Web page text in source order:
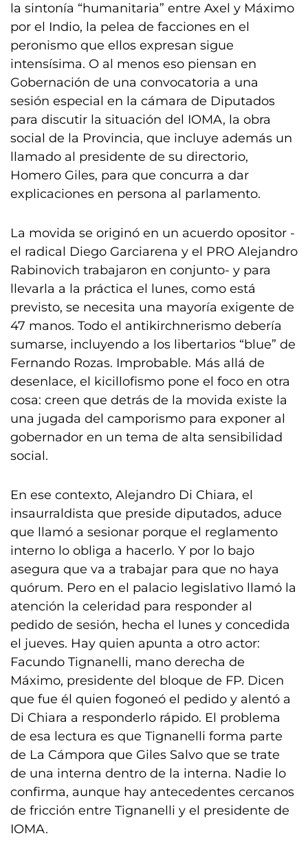
la sintonía “humanitaria” entre Axel y Máximo
por el Indio, la pelea de facciones en el
peronismo que ellos expresan sigue
intensísima. O al menos eso piensan en
Gobernación de una convocatoria a una
sesión especial en la cámara de Diputados
para discutir la situación del IOMA, la obra
social de la Provincia, que incluye además un
llamado al presidente de su directorio,
Homero Giles, para que concurra a dar
explicaciones en persona al parlamento.
La movida se originó en un acuerdo opositor -
el radical Diego Garciarena y el PRO Alejandro
Rabinovich trabajaron en conjunto- y para
llevarla a la práctica el lunes, como está
previsto, se necesita una mayoría exigente de
47 manos. Todo el antikirchnerismo debería
sumarse, incluyendo a los libertarios “blue” de
Fernando Rozas. Improbable. Más allá de
desenlace, el kicillofismo pone el foco en otra
cosa: creen que detrás de la movida existe la
una jugada del camporismo para exponer al
gobernador en un tema de alta sensibilidad
social.
En ese contexto, Alejandro Di Chiara, el
insaurraldista que preside diputados, aduce
que llamó a sesionar porque el reglamento
interno lo obliga a hacerlo. Y por lo bajo
asegura que va a trabajar para que no haya
quórum. Pero en el palacio legislativo llamó la
atención la celeridad para responder al
pedido de sesión, hecha el lunes y concedida
el jueves. Hay quien apunta a otro actor:
Facundo Tignanelli, mano derecha de
Máximo, presidente del bloque de FP. Dicen
que fue él quien fogoneó el pedido y alentó a
Di Chiara a responderlo rápido. El problema
de esa lectura es que Tignanelli forma parte
de La Cámpora que Giles Salvo que se trate
de una interna dentro de la interna. Nadie lo
confirma, aunque hay antecedentes cercanos
de fricción entre Tignanelli y el presidente de
IOMA.